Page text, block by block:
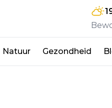
Natuur Gezondheid